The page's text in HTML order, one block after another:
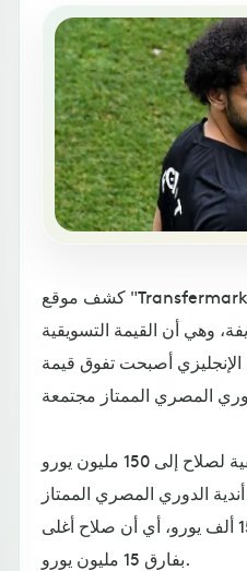
كشف موقع "Transfermarkt" المختص بإحصاءات كرة
وهي أن القيمة التسويقية
أصبحت تفوق قيمة
وارتفعت القيمة التسويقية لصلاح إلى 150 مليون يورو
الدوري المصري الممتاز
والتي تبلغ 135 مليونا و150 ألف يورو، أي أن صلاح أغلى
بفارق 15 مليون يورو.